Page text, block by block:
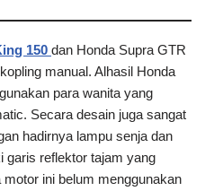
150 dan Honda Supra GTR
manual. Alhasil Honda
para wanita yang
Secara desain juga sangat
hadirnya lampu senja dan
garis reflektor tajam yang
ini belum menggunakan